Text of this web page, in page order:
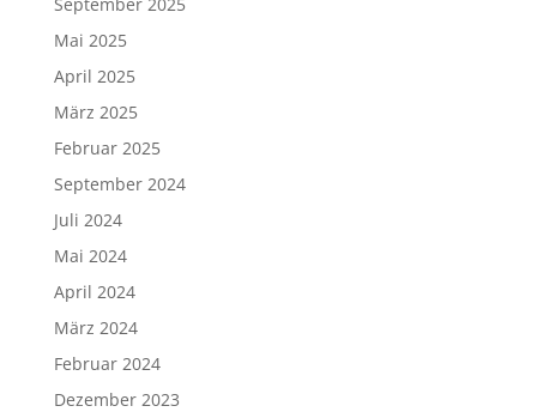
Mai 2025
April 2025
März 2025
Februar 2025
September 2024
Juli 2024
Mai 2024
April 2024
März 2024
Februar 2024
Dezember 2023